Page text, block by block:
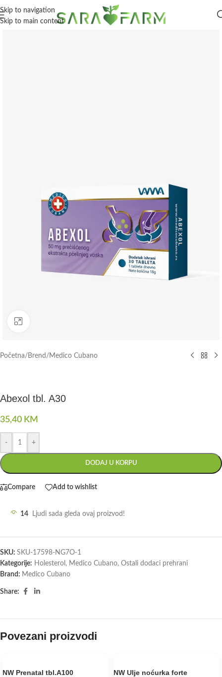
Skip to navigation
Skip to main content
Početna/Brend /Medico Cubano
Abexol tbl. A30
35,40 KM
- +
DODAJ U KORPU
Compare Add to wishlist
14 Ljudi sada gleda ovaj proizvod!
SKU: SKU-17598-NG7O-1
Kategorije: Holesterol , Medico Cubano, Ostali dodaci prehrani
Brand: Medico Cubano
Share:
Povezani proizvodi
NW Prenatal tbl.A100
NW Ulje noćurka forte